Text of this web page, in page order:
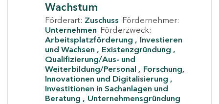
Wachstum
Förderart: Zuschuss Fördernehmer:
Unternehmen Förderzweck:
Arbeitsplatzförderung
Investieren
und Wachsen
Existenzgründung
Qualifizierung/Aus- und
Weiterbildung/Personal
Forschung,
Innovationen und Digitalisierung
Investitionen in Sachanlagen und
Beratung
Unternehmensgründung